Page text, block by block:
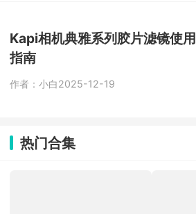
Kapi相机典雅系列胶片滤镜使用
指南
作者：小白2025-12-19
热门合集